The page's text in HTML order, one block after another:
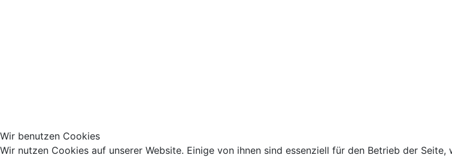
Wir benutzen Cookies
Wir nutzen Cookies auf unserer Website. Einige von ihnen sind essenziell für den Betrieb der